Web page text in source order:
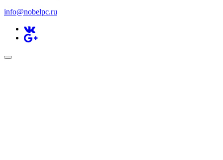
info@nobelpc.ru